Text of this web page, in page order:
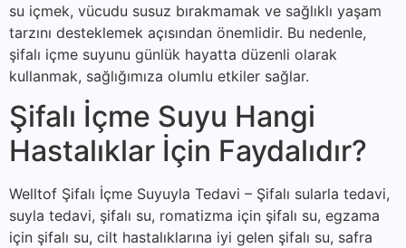
su içmek, vücudu susuz bırakmamak ve sağlıklı yaşam
tarzını desteklemek açısından önemlidir. Bu nedenle,
şifalı içme suyunu günlük hayatta düzenli olarak
kullanmak, sağlığımıza olumlu etkiler sağlar.
Şifalı İçme Suyu Hangi
Hastalıklar İçin Faydalıdır?
Welltof Şifalı İçme Suyuyla Tedavi – Şifalı sularla tedavi,
suyla tedavi, şifalı su, romatizma için şifalı su, egzama
için şifalı su, cilt hastalıklarına iyi gelen şifalı su, safra